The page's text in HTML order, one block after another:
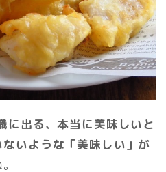
に出る、本当に美味しいと
いような「美味しい」が